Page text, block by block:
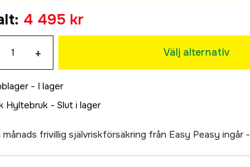
999 kr
4 995 kr
495 kr
HG
495 kr
: 4 495 kr
+ Välj alternativ
- I lager
Hyltebruk - Slut i lager
månads frivillig självriskförsäkring från Easy Peasy ingår -